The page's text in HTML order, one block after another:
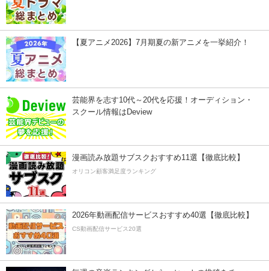
【夏アニメ2026】7月期夏の新アニメを一挙紹介！
芸能界を志す10代～20代を応援！オーディション・
スクール情報はDeview
漫画読み放題サブスクおすすめ11選【徹底比較】
オリコン顧客満足度ランキング
2026年動画配信サービスおすすめ40選【徹底比較】
CS動画配信サービス20選